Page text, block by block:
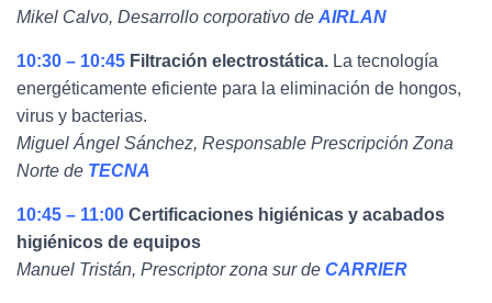
Mikel Calvo, Desarrollo corporativo de AIRLAN
10:30 – 10:45 Filtración electrostática. La tecnología
energéticamente eficiente para la eliminación de hongos,
virus y bacterias.
Miguel Ángel Sánchez, Responsable Prescripción Zona
Norte de TECNA
10:45 – 11:00 Certificaciones higiénicas y acabados
higiénicos de equipos
Manuel Tristán, Prescriptor zona sur de CARRIER